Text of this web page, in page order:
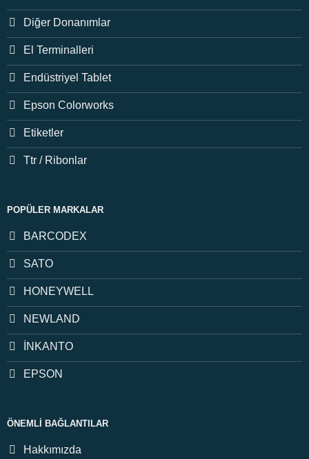
Diğer Donanımlar
El Terminalleri
Endüstriyel Tablet
Epson Colorworks
Etiketler
Ttr / Ribonlar
POPÜLER MARKALAR
BARCODEX
SATO
HONEYWELL
NEWLAND
İNKANTO
EPSON
ÖNEMLI BAĞLANTILAR
Hakkımızda